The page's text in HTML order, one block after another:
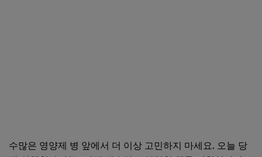
수많은 영양제 병 앞에서 더 이상 고민하지 마세요. 오늘 당